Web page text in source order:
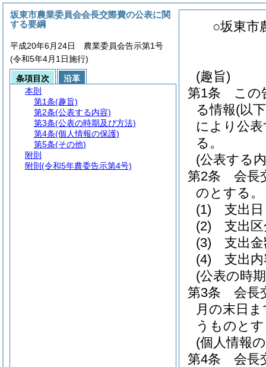
○坂東市
(趣旨)
第1条
この
る情報(以
により公
る。
(公表する
第2条
会長
のとする。
(1)
支出
(2)
支出
(3)
支出
(4)
支出
(公表の時
第3条
会長
月の末日
うものと
(個人情報
第4条
会長
坂東市農業委員会会長交際費の公表に関
する要綱
平成20年6月24日 農業委員会告示第1号
(令和5年4月1日施行)
条項目次
沿革
本則
第1条(趣旨)
第2条(公表する内容)
第3条(公表の時期及び方法)
第4条(個人情報の保護)
第5条(その他)
附則
附則 (令和5年農委告示第4号)